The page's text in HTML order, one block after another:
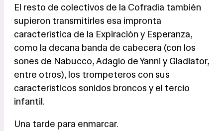
El resto de colectivos de la Cofradía también
supieron transmitirles esa impronta
característica de la Expiración y Esperanza,
como la decana banda de cabecera (con los
sones de Nabucco, Adagio de Yanni y Gladiator,
entre otros), los trompeteros con sus
característicos sonidos broncos y el tercio
infantil.
Una tarde para enmarcar.